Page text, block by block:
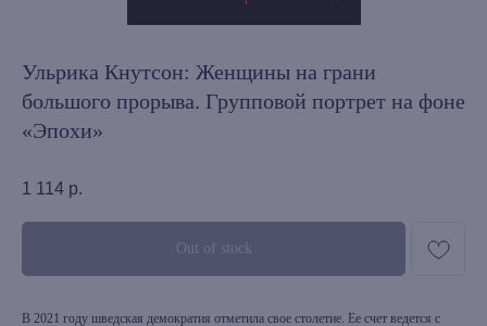
Ульрика Кнутсон: Женщины на грани
большого прорыва. Групповой портрет на фоне
«Эпохи»
1 114 р.
Out of stock
В 2021 году шведская демократия отметила свое столетие. Ее счет ведется с